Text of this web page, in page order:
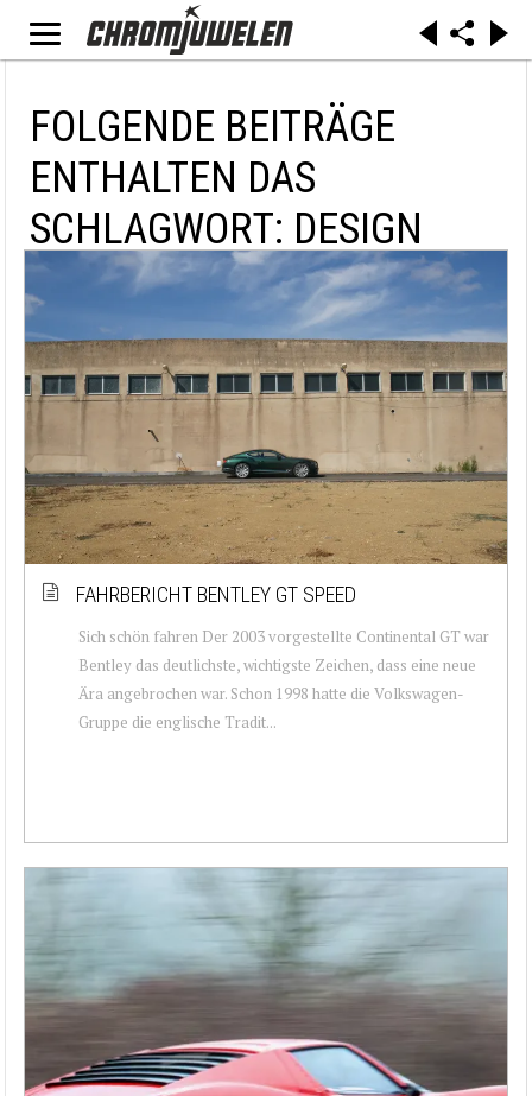
FOLGENDE BEITRÄGE
ENTHALTEN DAS
SCHLAGWORT: DESIGN
FAHRBERICHT BENTLEY GT SPEED
Sich schön fahren Der 2003 vorgestellte Continental GT war
Bentley das deutlichste, wichtigste Zeichen, dass eine neue
Ära angebrochen war. Schon 1998 hatte die Volkswagen-
Gruppe die englische Tradit...